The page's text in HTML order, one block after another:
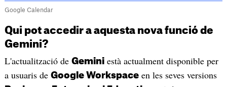
Google Calendar
Qui pot accedir a aquesta nova funció de
Gemini?
L'actualització de Geminiestà actualment disponible per
a usuaris de Google Workspaceen les seves versions